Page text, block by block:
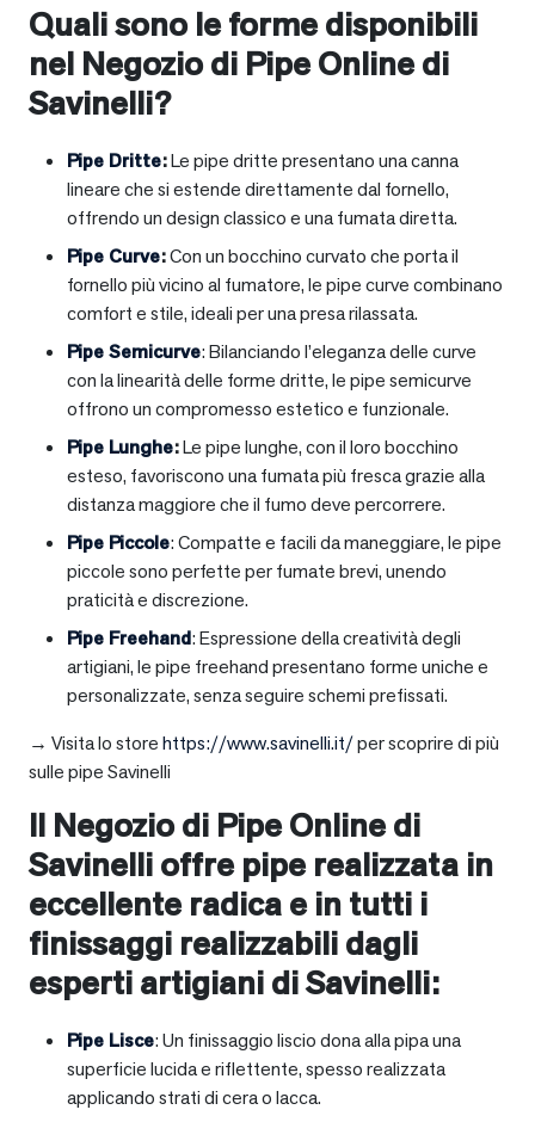
Quali sono le forme disponibili
nel Negozio di Pipe Online di
Savinelli?
Pipe Dritte:Le pipe dritte presentano una canna
lineare che si estende direttamente dal fornello,
offrendo un design classico e una fumata diretta.
Pipe Curve:Con un bocchino curvato che porta il
fornello più vicino al fumatore, le pipe curve combinano
comfort e stile, ideali per una presa rilassata.
Pipe Semicurve: Bilanciando l’eleganza delle curve
con la linearità delle forme dritte, le pipe semicurve
offrono un compromesso estetico e funzionale.
Pipe Lunghe:Le pipe lunghe, con il loro bocchino
esteso, favoriscono una fumata più fresca grazie alla
distanza maggiore che il fumo deve percorrere.
Pipe Piccole: Compatte e facili da maneggiare, le pipe
piccole sono perfette per fumate brevi, unendo
praticità e discrezione.
Pipe Freehand: Espressione della creatività degli
artigiani, le pipe freehand presentano forme uniche e
personalizzate, senza seguire schemi prefissati.
→ Visita lo storehttps://www.savinelli.it/per scoprire di più
sulle pipe Savinelli
Il Negozio di Pipe Online di
Savinelli offre pipe realizzata in
eccellente radica e in tutti i
finissaggi realizzabili dagli
esperti artigiani di Savinelli:
Pipe Lisce: Un finissaggio liscio dona alla pipa una
superficie lucida e riflettente, spesso realizzata
applicando strati di cera o lacca.